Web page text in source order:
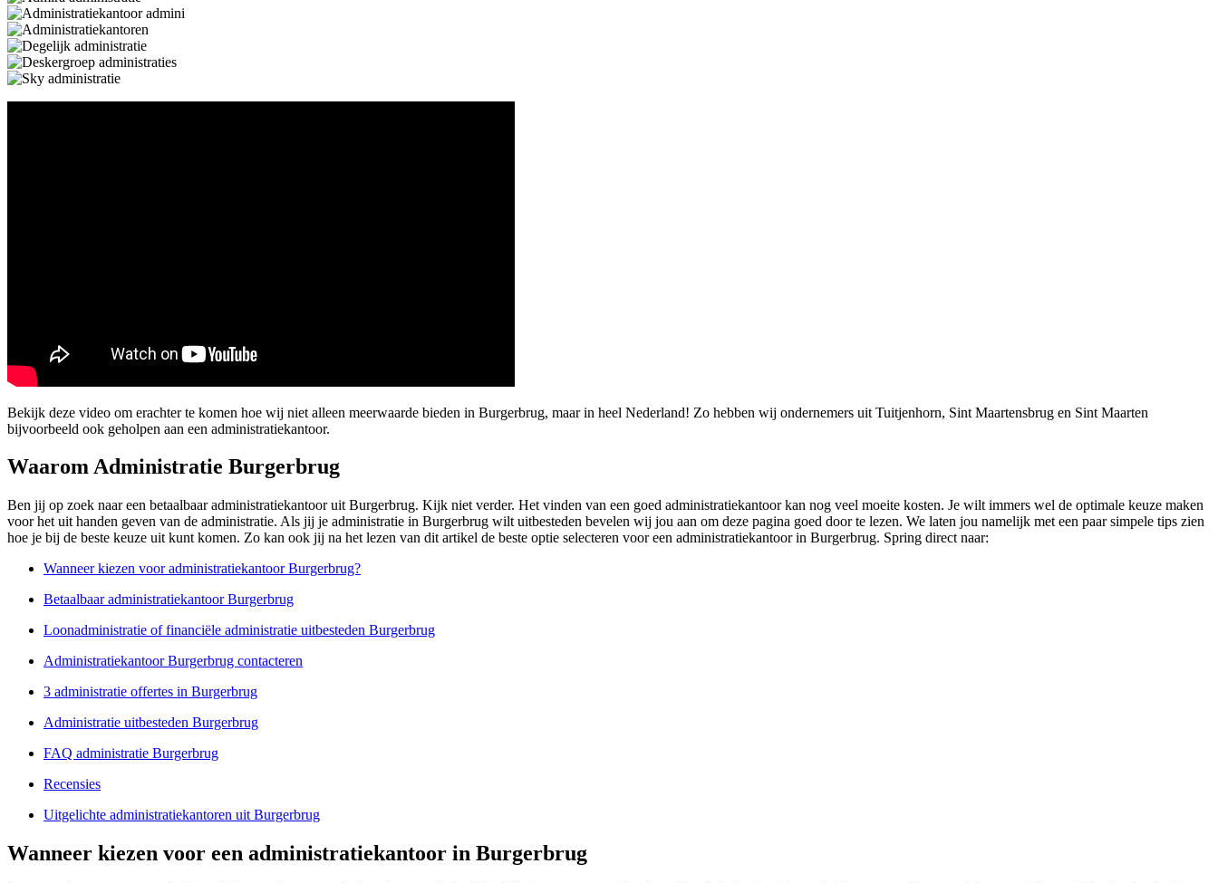
Bekijk deze video om erachter te komen hoe wij niet alleen meerwaarde bieden in Burgerbrug, maar in heel Nederland! Zo hebben wij ondernemers uit Tuitjenhorn, Sint Maartensbrug en Sint Maarten
bijvoorbeeld ook geholpen aan een administratiekantoor.
Waarom Administratie Burgerbrug
Ben jij op zoek naar een betaalbaar administratiekantoor uit Burgerbrug. Kijk niet verder. Het vinden van een goed administratiekantoor kan nog veel moeite kosten. Je wilt immers wel de optimale keuze maken
voor het uit handen geven van de administratie. Als jij je administratie in Burgerbrug wilt uitbesteden bevelen wij jou aan om deze pagina goed door te lezen. We laten jou namelijk met een paar simpele tips zien
hoe je bij de beste keuze uit kunt komen. Zo kan ook jij na het lezen van dit artikel de beste optie selecteren voor een administratiekantoor in Burgerbrug. Spring direct naar:
Wanneer kiezen voor administratiekantoor Burgerbrug?
Betaalbaar administratiekantoor Burgerbrug
Loonadministratie of financiële administratie uitbesteden Burgerbrug
Administratiekantoor Burgerbrug contacteren
3 administratie offertes in Burgerbrug
Administratie uitbesteden Burgerbrug
FAQ administratie Burgerbrug
Recensies
Uitgelichte administratiekantoren uit Burgerbrug
Wanneer kiezen voor een administratiekantoor in Burgerbrug